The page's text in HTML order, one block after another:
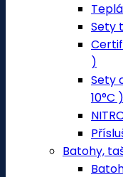
Sety
)
Sety
10°C )
Batohy,